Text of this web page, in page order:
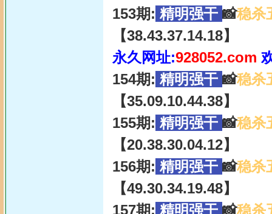
153期: 精明强干 📸稳杀
【38.43.37.14.18】
永久网址:928052.com
154期: 精明强干 📸稳杀
【35.09.10.44.38】
155期: 精明强干 📸稳杀
【20.38.30.04.12】
156期: 精明强干 📸稳杀
【49.30.34.19.48】
157期: 精明强干 📸稳杀